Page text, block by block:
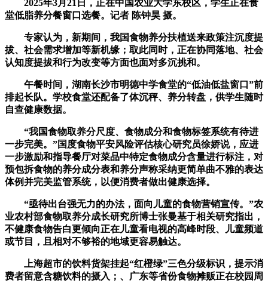
2025年3月21日，正在中国农业大学东校区，学生正在食
堂低脂养分餐窗口选餐。记者 陈钟昊 摄。
专家认为，新期间，我国食物养分扶植送来政策注沉度提
拔、社会需求增加等新机缘；取此同时，正在协同落地、社会
认知度提拔和行为改变等方面也面对多沉挑和。
午餐时间，湖南长沙市明德中学食堂的“低油低盐窗口”前
排起长队。学校食堂还配备了体沉秤、养分转盘，供学生随时
自查健康数据。
“我国食物取养分尺度、食物成分和食物标签系统有待进
一步完美。”国度食物平安风险评估核心研究员徐娇说，应进
一步激励和指导餐厅对菜品中特定食物成分含量进行标注，对
预包拆食物的养分成分表和养分声称采纳更简单曲不雅的表达
体例并完美监管系统，以便消费者做出健康选择。
“亟待出台强无力的办法，面向儿童的食物营销宣传。”农
业农村部食物取养分成长研究所博士张曼基于相关研究指出，
不健康食物告白更倾向正在儿童看电视的高峰时段、儿童频道
或节目，且相对不够裕的地域更容易触达。
上海超市的饮料货架挂起“红橙绿”三色分级标识，提示消
费者留意含糖饮料的摄入；、广东等省份食物摊贩正在校园周